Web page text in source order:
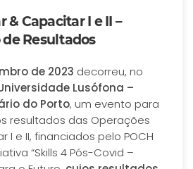
& Capacitar I e II –
Resultados
de 2023 decorreu, no
Lusófona –
do Porto, um evento para
resultados das Operações
I e II, financiados pelo POCH
“Skills 4 Pós-Covid –